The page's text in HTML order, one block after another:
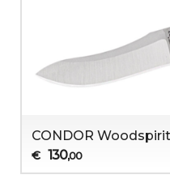
CONDOR Woodspirit
€ 130,00